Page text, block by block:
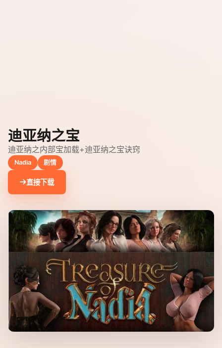
迪亚纳之宝
迪亚纳之内部宝加载+迪亚纳之宝诀窍
Nadia 剧情
直接下载